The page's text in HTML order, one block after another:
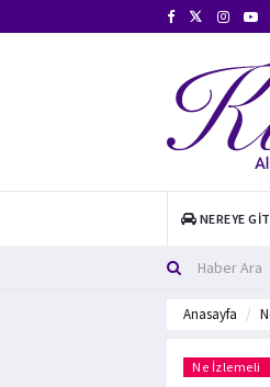
NEREYE
Anasayfa
Ne İzlemeli